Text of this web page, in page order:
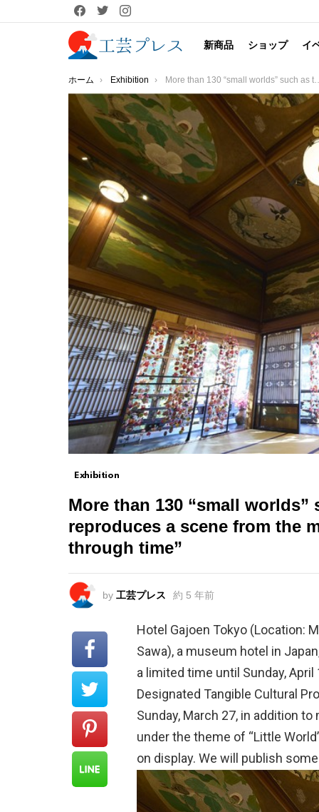
facebooktwitterinstagram
新商品 ショップ イ
You are here:
ホーム Exhibition More than 130 “small worlds” such as three-dimensional sein that reproduces a scene from the movie gather “100 steps traveling through time”
Exhibition
More than 130 “small
reproduces a scene from the
through time”
by 工芸プレス 約 5 年前
Hotel Gajoen Tokyo (Location:
Sawa), a museum hotel in
a limited time until Sunday,
Designated Tangible Cultural
Sunday, March 27, in addition
under the theme of “Little
on display. We will publish